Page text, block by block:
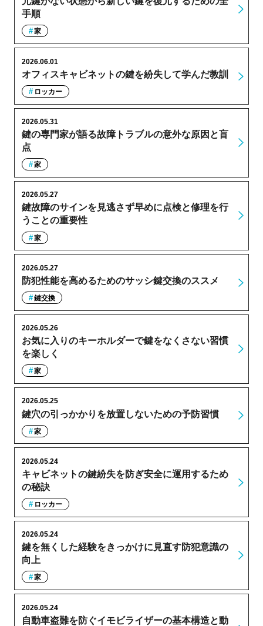
手順
家
オフィスキャビネットの鍵を紛失して学んだ教訓
2026.06.01
ロッカー
鍵の専門家が語る故障トラブルの意外な原因と盲
点
2026.05.31
家
鍵故障のサインを見逃さず早めに点検と修理を行
うことの重要性
2026.05.27
家
防犯性能を高めるためのサッシ鍵交換のススメ
2026.05.27
鍵交換
お気に入りのキーホルダーで鍵をなくさない習慣
を楽しく
2026.05.26
家
鍵穴の引っかかりを放置しないための予防習慣
2026.05.25
家
キャビネットの鍵紛失を防ぎ安全に運用するため
の秘訣
2026.05.24
ロッカー
鍵を無くした経験をきっかけに見直す防犯意識の
向上
2026.05.24
家
自動車盗難を防ぐイモビライザーの基本構造と動
2026.05.24